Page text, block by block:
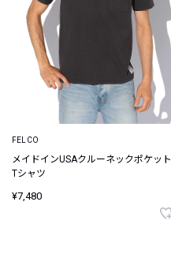
FELCO
メイドインUSAクルーネックポケット
Tシャツ
¥7,480